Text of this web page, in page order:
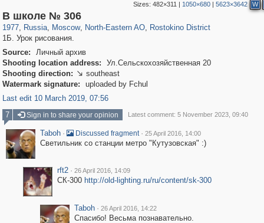
Sizes:482×311 | 1050×680 |5623×3642 W
В школе № 306
1977, Russia
1,407,281
, Moscow
319,878 8,286
, North-Eastern AO
24,495
, Rostokino District
1Б. Урок рисования.
Source:
Личный архив
Shooting location address:
Ул.Сельскохозяйственная 20
Shooting direction:  southeast
Watermark signature:
uploaded by Fchul
Last edit 10 March 2019, 07:56
7
Sign in to share your opinion Latest comment: 5 November 2023, 09:40
Taboh · Discussed fragment · 25 April 2016, 14:00
Светильник со станции метро "Кутузовская" :)
rft2 · 26 April 2016, 14:09
СК-300 http://old-lighting.ru/ru/content/sk-300
Taboh · 26 April 2016, 14:22
Спасибо! Весьма познавательно.